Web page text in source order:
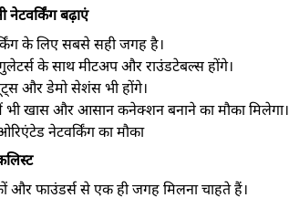
नेटवर्किंग बढ़ाएं
के लिए सबसे सही जगह है।
के साथ मीटअप और राउंडटेबल्स होंगे।
और डेमो सेशंस भी होंगे।
भी खास और आसान कनेक्शन बनाने का मौका मिलेगा।
नेटवर्किंग का मौका
और फाउंडर्स से एक ही जगह मिलना चाहते हैं।